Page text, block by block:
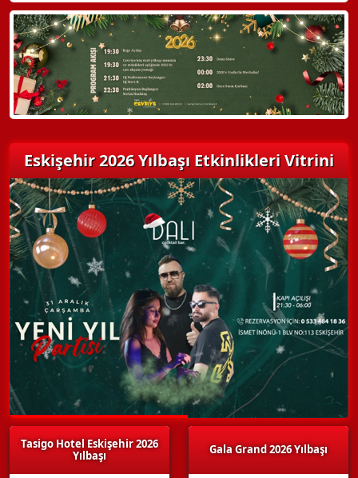
Detaylı Bilgi Alın
Eskişehir 2026 Yılbaşı Etkinlikleri Vitrini
Tasigo Hotel Eskişehir 2026
Yılbaşı
Gala Grand 2026 Yılbaşı